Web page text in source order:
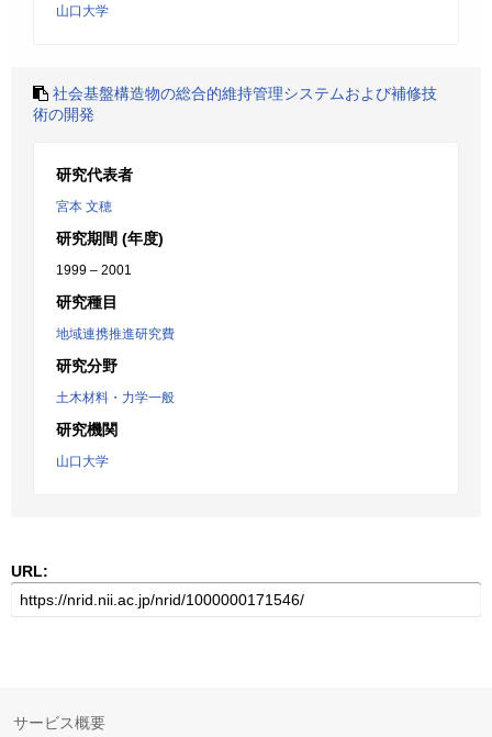
山口大学
社会基盤構造物の総合的維持管理システムおよび補修技
術の開発
研究代表者
宮本 文穂
研究期間 (年度)
1999 – 2001
研究種目
地域連携推進研究費
研究分野
土木材料・力学一般
研究機関
山口大学
URL:
サービス概要